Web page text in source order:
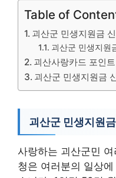
Table of
괴산군 민생지원금
괴산군 민생지원
괴산사랑카드 포인
괴산군 민생지원금
괴산군 민생지원
사랑하는 괴산군민
청은 여러분의 일상